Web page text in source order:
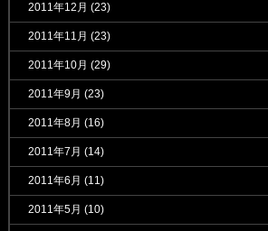
2011年12月 (23)
2011年11月 (23)
2011年10月 (29)
2011年9月 (23)
2011年8月 (16)
2011年7月 (14)
2011年6月 (11)
2011年5月 (10)